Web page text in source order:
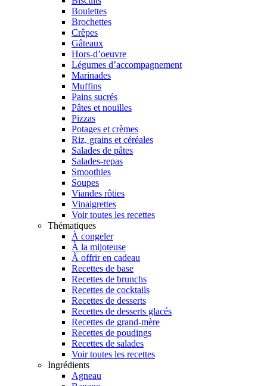
Boulettes
Brochettes
Crêpes
Gâteaux
Hors-d’oeuvre
Légumes d’accompagnement
Marinades
Muffins
Pains sucrés
Pâtes et nouilles
Pizzas
Potages et crèmes
Riz, grains et céréales
Salades de pâtes
Salades-repas
Smoothies
Soupes
Viandes rôties
Vinaigrettes
Voir toutes les recettes
Thématiques
À congeler
À la mijoteuse
À offrir en cadeau
Recettes de base
Recettes de brunchs
Recettes de cocktails
Recettes de desserts
Recettes de desserts glacés
Recettes de grand-mère
Recettes de poudings
Recettes de salades
Voir toutes les recettes
Ingrédients
Agneau